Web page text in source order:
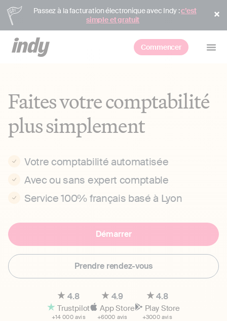
Passez à la facturation électronique avec Indy :c’est
simple et gratuit
Commencer
Faites votre comptabilité
plus simplement
Votre comptabilité automatisée
Avec ou sans expert comptable
Service 100% français basé à Lyon
Démarrer
Prendre rendez-vous
4.8
Trustpilot
+14 000 avis
4.9
App Store
+6000 avis
4.8
Play Store
+3000 avis